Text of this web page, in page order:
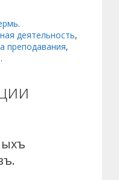
.
деятельность,
преподавания,
.